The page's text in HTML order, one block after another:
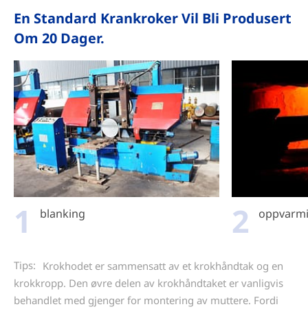
En Standard Krankroker Vil Bli Produsert
Om 20 Dager.
1 blanking 2
Tips: Krokhodet er sammensatt av et krokhåndtak og en
krokkropp. Den øvre delen av krokhåndtaket er vanligvis
behandlet med gjenger for montering av muttere. Fordi